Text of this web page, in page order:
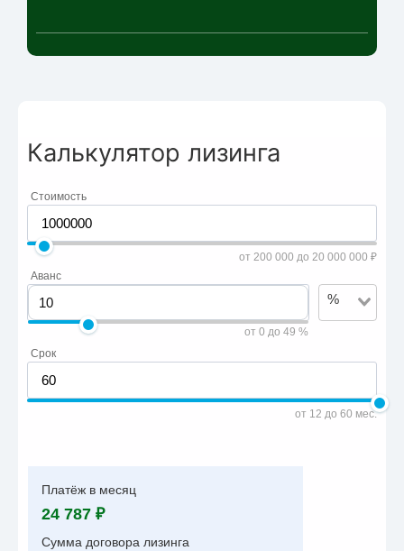
Калькулятор лизинга
Стоимость
от 200 000 до 20 000 000 ₽
Аванс
от 0 до 49 %
%
Срок
от 12 до 60 мес.
Платёж в месяц
24 787 ₽
Сумма договора лизинга